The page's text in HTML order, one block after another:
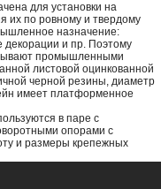
для установки на
их по ровному и твердому
назначение:
и пр. Поэтому
промышленными
листовой оцинкованной
черной резины, диаметр
имеет платформенное
в паре с
опорами с
и размеры крепежных